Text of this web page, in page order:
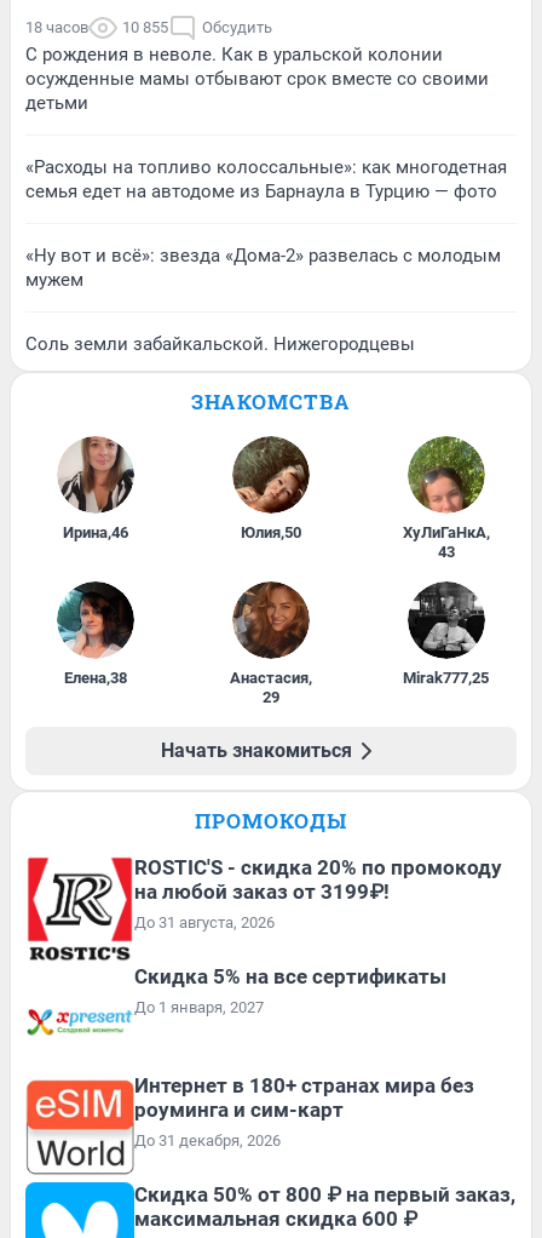
18 часов 10 855 Обсудить
С рождения в неволе. Как в уральской колонии
осужденные мамы отбывают срок вместе со своими
детьми
«Расходы на топливо колоссальные»: как многодетная
семья едет на автодоме из Барнаула в Турцию — фото
«Ну вот и всё»: звезда «Дома-2» развелась с молодым
мужем
Соль земли забайкальской. Нижегородцевы
ЗНАКОМСТВА
Ирина,46 Юлия,50 ХуЛиГаНкА,
43
Елена,38 Анастасия,
29
Mirak777,25
Начать знакомиться
ПРОМОКОДЫ
ROSTIC'S - скидка 20% по промокоду
на любой заказ от 3199₽!
До 31 августа, 2026
Скидка 5% на все сертификаты
До 1 января, 2027
Интернет в 180+ странах мира без
роуминга и сим-карт
До 31 декабря, 2026
Скидка 50% от 800 ₽ на первый заказ,
максимальная скидка 600 ₽